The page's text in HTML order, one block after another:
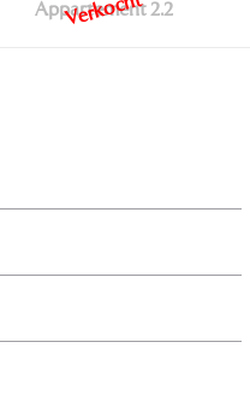
Appartement 2.2